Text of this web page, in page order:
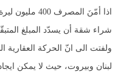
اذا أمّنَ
شراء شقة أن يسدّد المبلغ
ولفتت الى انّ الحركة
لبنان وبيروت، حيث لا يمكن